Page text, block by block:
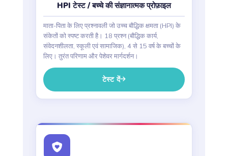
HPI टेस्ट / बच्चे की संज्ञानात्मक प्रोफ़ाइल
माता-पिता के लिए प्रश्नावली जो उच्च बौद्धिक क्षमता (HPI) के
संकेतों को स्पष्ट करती है। 18 प्रश्न (बौद्धिक कार्य,
संवेदनशीलता, स्कूली एवं सामाजिक), 4 से 15 वर्ष के बच्चों के
लिए। तुरंत परिणाम और पेशेवर मार्गदर्शन।
टेस्ट दें